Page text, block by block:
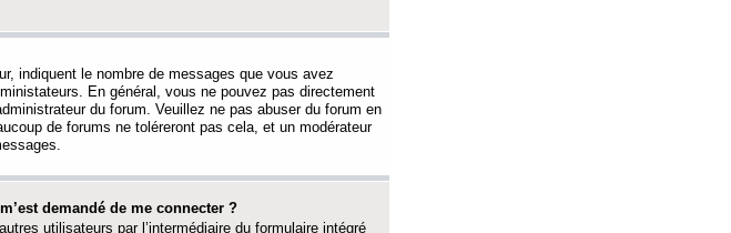
indiquent le nombre de messages que vous avez
En général, vous ne pouvez pas directement
du forum. Veuillez ne pas abuser du forum en
de forums ne toléreront pas cela, et un modérateur
demandé de me connecter ?
utilisateurs par l’intermédiaire du formulaire intégré